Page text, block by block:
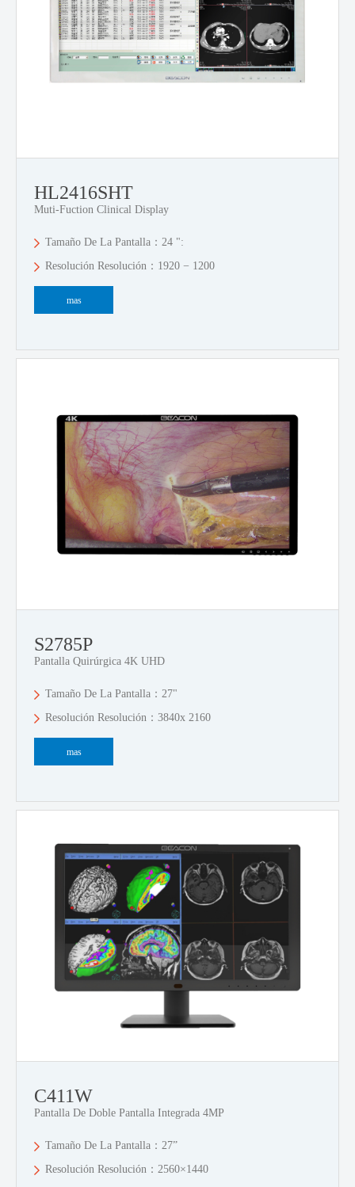
HL2416SHT
Muti-Fuction Clinical Display
Tamaño De La Pantalla：24 ":
Resolución Resolución：1920 − 1200
mas
S2785P
Pantalla Quirúrgica 4K UHD
Tamaño De La Pantalla：27"
Resolución Resolución：3840x 2160
mas
C411W
Pantalla De Doble Pantalla Integrada 4MP
Tamaño De La Pantalla：27”
Resolución Resolución：2560×1440